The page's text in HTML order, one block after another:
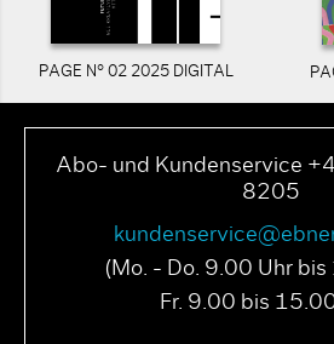
PAGE N° 02 2025 DIGITAL
Abo- und Kundenservice
8205
(Mo. - Do. 9.00 Uhr
Fr. 9.00 bis